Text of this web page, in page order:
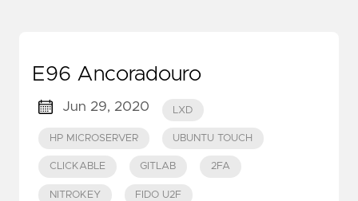
E96 Ancoradouro
Jun 29, 2020 LXD
HP MICROSERVER UBUNTU TOUCH
CLICKABLE GITLAB 2FA
NITROKEY FIDO U2F